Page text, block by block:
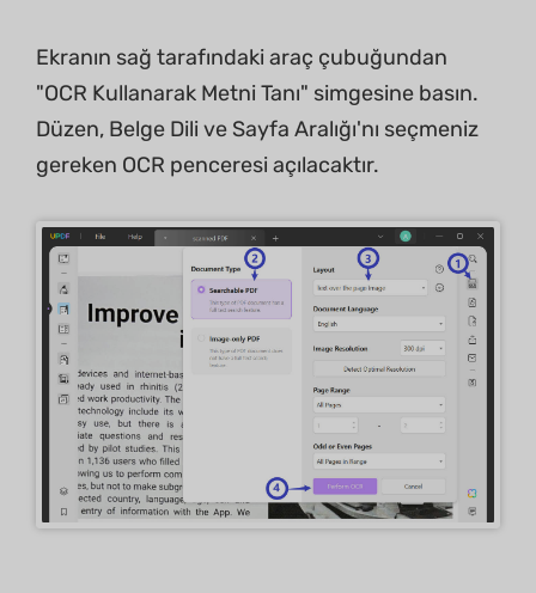
Ekranın sağ tarafındaki araç çubuğundan
"OCR Kullanarak Metni Tanı" simgesine basın.
Düzen, Belge Dili ve Sayfa Aralığı'nı seçmeniz
gereken OCR penceresi açılacaktır.